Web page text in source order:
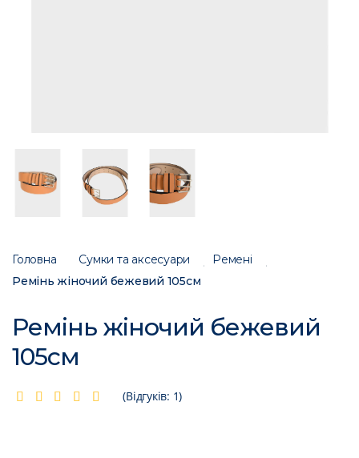
Головна Сумки та аксесуари
Ремені
Ремінь жіночий бежевий 105см
Ремінь жіночий бежевий
105см
(Відгуків: 1)